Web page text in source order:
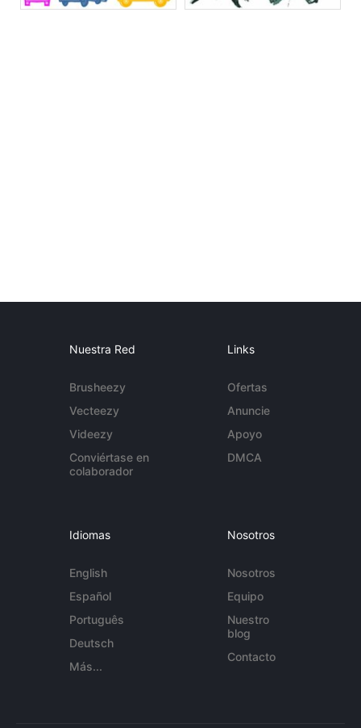
Nuestra Red
Brusheezy
Vecteezy
Videezy
Conviértase en
colaborador
Links
Ofertas
Anuncie
Apoyo
DMCA
Idiomas
English
Español
Português
Deutsch
Más...
Nosotros
Nosotros
Equipo
Nuestro
blog
Contacto